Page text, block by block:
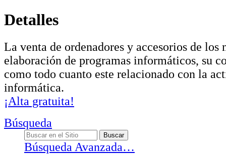
Detalles
La venta de ordenadores y accesorios de los
elaboración de programas informáticos, su
como todo cuanto este relacionado con la
informática.
¡Alta gratuita!
Búsqueda
Búsqueda Avanzada…